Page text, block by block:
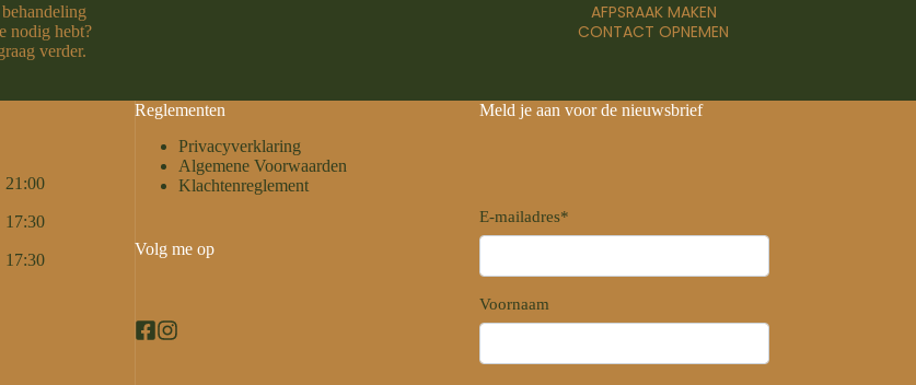
nodig hebt?
verder.
AFPSRAAK MAKEN
CONTACT OPNEMEN
21:00
17:30
17:30
Reglementen
Privacyverklaring
Algemene Voorwaarden
Klachtenreglement
Volg me op
Meld je aan voor de nieuwsbrief
E-mailadres*
Voornaam